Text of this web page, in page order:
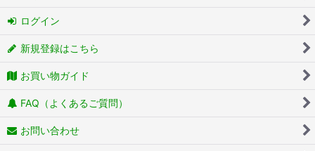
ログイン
新規登録はこちら
お買い物ガイド
FAQ（よくあるご質問）
お問い合わせ